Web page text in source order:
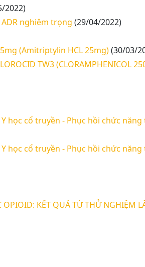
2022)
nghiêm trọng (29/04/2022)
(Amitriptylin HCL 25mg)(30/03/
TW3 (CLORAMPHENICOL
học cổ truyền - Phục hồi chức
học cổ truyền - Phục hồi chức
KẾT QUẢ TỪ THỬ NGHIỆM